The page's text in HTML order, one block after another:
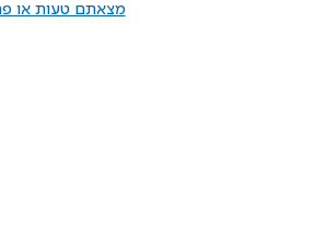
מצאתם טעות או